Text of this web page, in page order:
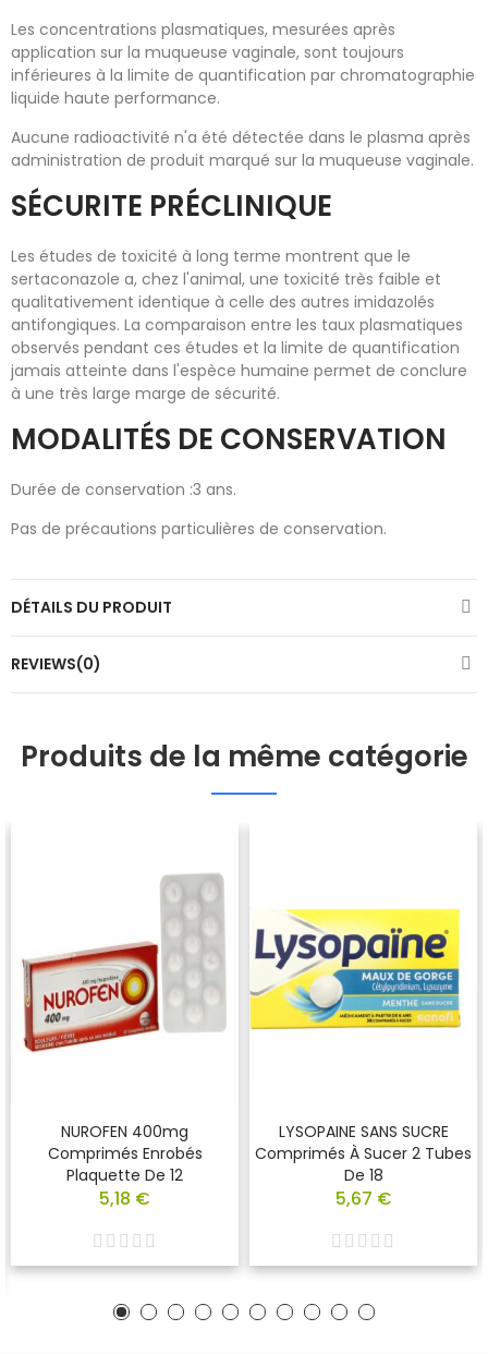
Les concentrations plasmatiques, mesurées après
application sur la muqueuse vaginale, sont toujours
inférieures à la limite de quantification par chromatographie
liquide haute performance.
Aucune radioactivité n'a été détectée dans le plasma après
administration de produit marqué sur la muqueuse vaginale.
SÉCURITE PRÉCLINIQUE
Les études de toxicité à long terme montrent que le
sertaconazole a, chez l'animal, une toxicité très faible et
qualitativement identique à celle des autres imidazolés
antifongiques. La comparaison entre les taux plasmatiques
observés pendant ces études et la limite de quantification
jamais atteinte dans l'espèce humaine permet de conclure
à une très large marge de sécurité.
MODALITÉS DE CONSERVATION
Durée de conservation :3 ans.
Pas de précautions particulières de conservation.
DÉTAILS DU PRODUIT
REVIEWS(0)
Produits de la même catégorie
NUROFEN 400mg
Comprimés Enrobés
Plaquette De 12
5,18 €
LYSOPAINE SANS SUCRE
Comprimés À Sucer 2 Tubes
De 18
5,67 €